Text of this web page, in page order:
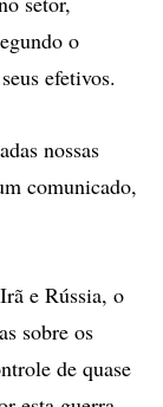
o
efetivos.
nossas
comunicado,
e Rússia, o
sobre os
de quase